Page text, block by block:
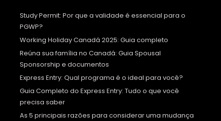
Study Permit: Por que a validade é essencial para o
PGWP?
Working Holiday Canadá 2025: Guia completo
Reúna sua família no Canadá: Guia Spousal
Sponsorship e documentos
Express Entry: Qual programa é o ideal para você?
Guia Completo do Express Entry: Tudo o que você
precisa saber
As 5 principais razões para considerar uma mudança